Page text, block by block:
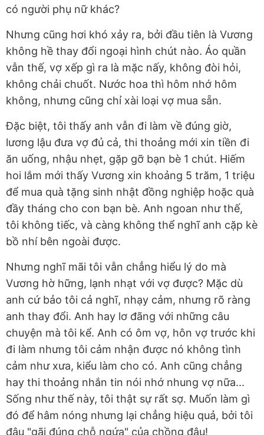
có người phụ nữ khác?
Nhưng cũng hơi khó xảy ra, bởi đầu tiên là Vương
không hề thay đổi ngoại hình chút nào. Áo quần
vẫn thế, vợ xếp gì ra là mặc nấy, không đòi hỏi,
không chải chuốt. Nước hoa thì hôm nhớ hôm
không, nhưng cũng chỉ xài loại vợ mua sẵn.
Đặc biệt, tôi thấy anh vẫn đi làm về đúng giờ,
lương lậu đưa vợ đủ cả, thi thoảng mới xin tiền đi
ăn uống, nhậu nhẹt, gặp gỡ bạn bè 1 chút. Hiếm
hoi lắm mới thấy Vương xin khoảng 5 trăm, 1 triệu
để mua quà tặng sinh nhật đồng nghiệp hoặc quà
đầy tháng cho con bạn bè. Anh ngoan như thế,
tôi không tiếc, và càng không thể nghĩ anh cặp kè
bồ nhí bên ngoài được.
Nhưng nghĩ mãi tôi vẫn chẳng hiểu lý do mà
Vương hờ hững, lạnh nhạt với vợ được? Mặc dù
anh cứ bảo tôi cả nghĩ, nhạy cảm, nhưng rõ ràng
anh thay đổi. Anh hay lơ đãng với những câu
chuyện mà tôi kể. Anh có ôm vợ, hôn vợ trước khi
đi làm nhưng tôi cảm nhận được nó không tình
cảm như xưa, kiểu làm cho có. Anh cũng chẳng
hay thi thoảng nhắn tin nói nhớ nhung vợ nữa...
Sống như thế này, tôi thật sự rất sợ. Muốn làm gì
đó để hâm nóng nhưng lại chẳng hiệu quả, bởi tôi
đâu "gãi đúng chỗ ngứa" của chồng đâu!